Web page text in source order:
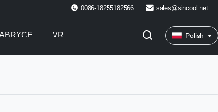
0086-18255182566 sales@sincool.net
VR Polish